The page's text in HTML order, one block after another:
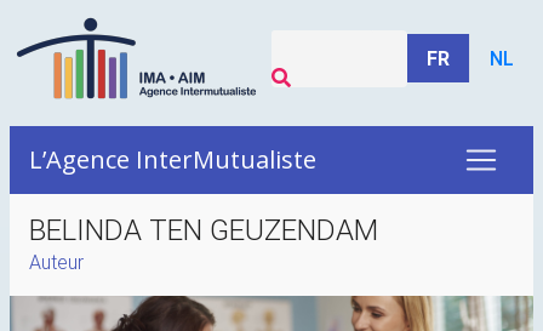
FR NL
L’Agence InterMutualiste
BELINDA TEN GEUZENDAM
Auteur